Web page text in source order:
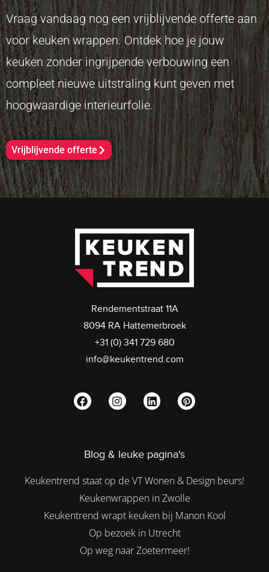
Vraag vandaag nog een vrijblijvende offerte aan
voor keuken wrappen. Ontdek hoe je jouw
keuken zonder ingrijpende verbouwing een
compleet nieuwe uitstraling kunt geven met
hoogwaardige interieurfolie.
Vrijblijvende offerte
Rendementstraat 11A
8094 RA Hattemerbroek
+31 (0) 341 729 680
info@keukentrend.com
Blog & leuke pagina's
Keukentrend staat op de VT Wonen & Design beurs!
Keukenwrappen in Zwolle
Keukentrend wrapt keuken bij Manon Kool
Op bezoek in Utrecht
Op weg naar Zoetermeer!